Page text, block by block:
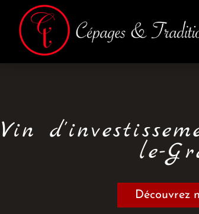
Vin
le-
Découvrez